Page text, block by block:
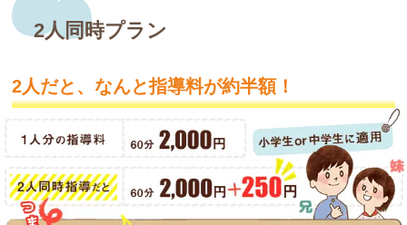
2人同時プラン
2人だと、なんと指導料が約半額！